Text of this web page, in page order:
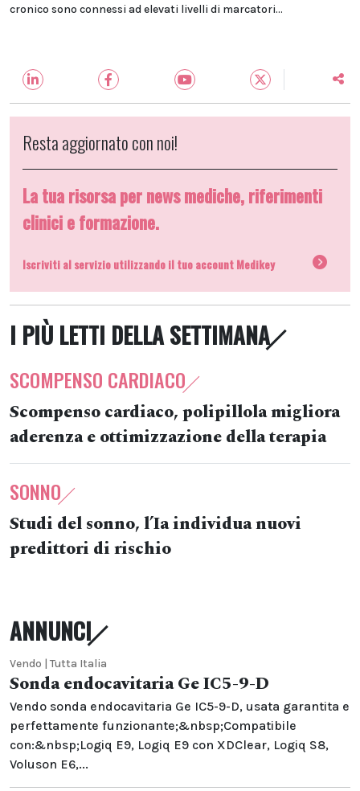
cronico sono connessi ad elevati livelli di marcatori...
Resta aggiornato con noi!
La tua risorsa per news mediche, riferimenti
clinici e formazione.
Iscriviti al servizio utilizzando il tuo account Medikey
I PIÙ LETTI DELLA SETTIMANA
SCOMPENSO CARDIACO
Scompenso cardiaco, polipillola migliora
aderenza e ottimizzazione della terapia
SONNO
Studi del sonno, l’Ia individua nuovi
predittori di rischio
ANNUNCI
Vendo | Tutta Italia
Sonda endocavitaria Ge IC5-9-D
Vendo sonda endocavitaria Ge IC5-9-D, usata garantita e
perfettamente funzionante;&nbsp;Compatibile
con:&nbsp;Logiq E9, Logiq E9 con XDClear, Logiq S8,
Voluson E6,...